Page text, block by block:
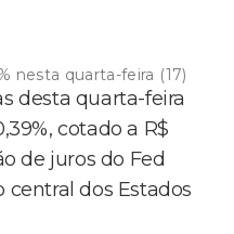
nesta quarta-feira (17)
desta quarta-feira
cotado a R$
de juros do Fed
central dos Estados